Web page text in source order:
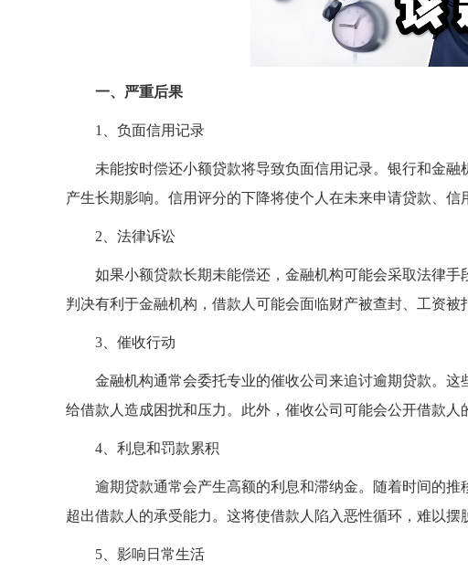
一、严重后果
1、负面信用记录
未能按时偿还小额贷款将导致负面信用记录。银行和金
产生长期影响。信用评分的下降将使个人在未来申请贷款、
2、法律诉讼
如果小额贷款长期未能偿还，金融机构可能会采取法律
判决有利于金融机构，借款人可能会面临财产被查封、工资被
3、催收行动
金融机构通常会委托专业的催收公司来追讨逾期贷款。
给借款人造成困扰和压力。此外，催收公司可能会公开借款人
4、利息和罚款累积
逾期贷款通常会产生高额的利息和滞纳金。随着时间的
超出借款人的承受能力。这将使借款人陷入恶性循环，难以摆
5、影响日常生活